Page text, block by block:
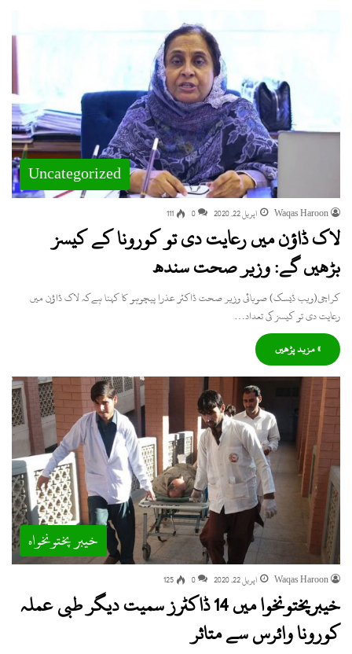
Uncategorized
Waqas Haroon اپریل 22, 2020 0
111
لاک ڈاؤن میں رعایت دی تو کورونا کے کیسز
بڑھیں گے: وزیر صحت سندھ
کراچی(ویب ڈیسک) صوبائی وزیر صحت ڈاکٹر عذرا پیچوہو کا کہنا ہےکہ لاک ڈاؤن میں
رعایت دی تو کیسز کی تعداد…
» مزید پڑھیں
خیبر پختونخواہ
Waqas Haroon اپریل 22, 2020 0
125
خیبرپختونخوا میں 14 ڈاکٹرز سمیت دیگر طبی عملہ
کورونا وائرس سے متاثر